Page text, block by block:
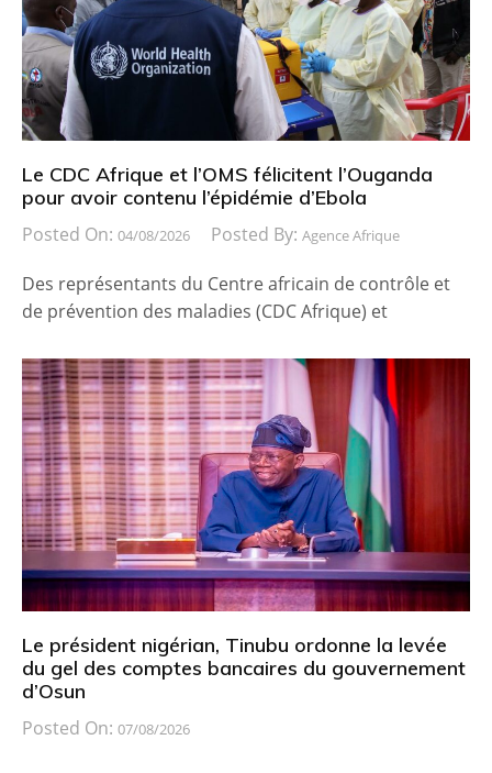
Le CDC Afrique et l’OMS félicitent l’Ouganda
pour avoir contenu l’épidémie d’Ebola
Posted On: 04/08/2026 Posted By: Agence Afrique
Des représentants du Centre africain de contrôle et
de prévention des maladies (CDC Afrique) et
Le président nigérian, Tinubu ordonne la levée
du gel des comptes bancaires du gouvernement
d’Osun
Posted On: 07/08/2026